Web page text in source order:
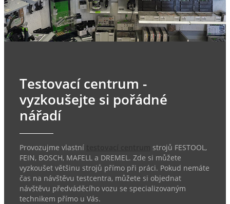
Testovací centrum -
vyzkoušejte si pořádné
nářadí
Provozujme vlastní
strojů FESTOOL,
FEIN, BOSCH, MAFELL a DREMEL. Zde si můžete
vyzkoušet většinu strojů přímo při práci. Pokud nemáte
čas na návštěvu testcentra, můžete si objednat
návštěvu předváděcího vozu se specializovaným
technikem přímo u Vás.